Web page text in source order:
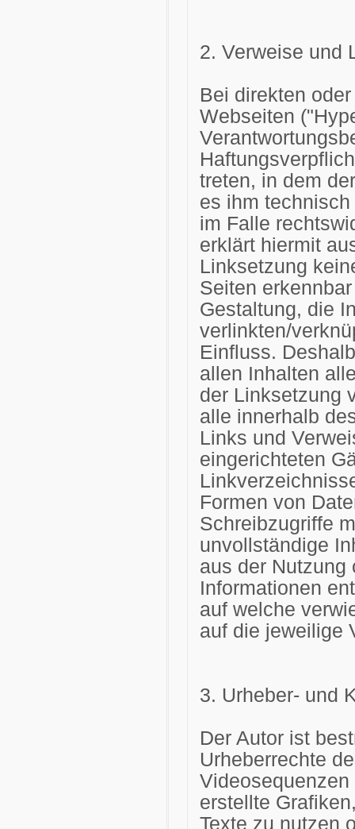
2. Verweise und
Bei direkten
Webseiten
treten, in dem
es ihm
im Falle
erklärt hiermit
Linksetzung
Seiten
Gestaltung, die
verlinkten/
Einfluss.
allen Inhalten
der Linksetzung
alle innerhalb
Links und
eingerichteten
Formen von
Schreibzugriffe
unvollständige
aus der Nutzung
Informationen
auf welche
auf die jeweilige
3. Urheber- und
Der Autor ist
Urheberrechte
erstellte
Texte zu nutzen